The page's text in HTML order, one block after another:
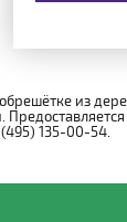
из
135-00-54.